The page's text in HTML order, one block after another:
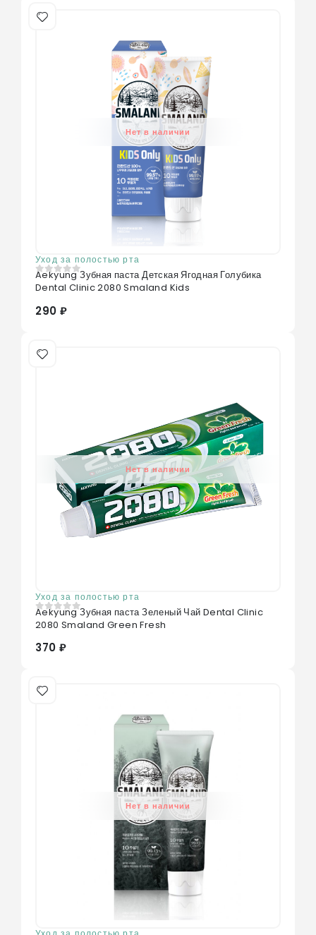
Нет в наличии
Уход за полостью рта
0из 5
Aekyung Зубная паста Детская Ягодная Голубика
Dental Clinic 2080 Smaland Kids
290 ₽
Нет в наличии
Уход за полостью рта
0из 5
Aekyung Зубная паста Зеленый Чай Dental Clinic
2080 Smaland Green Fresh
370 ₽
Нет в наличии